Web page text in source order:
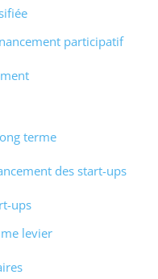
participatif
terme
des start-ups
ups
levier